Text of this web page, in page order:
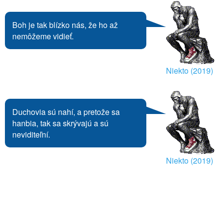
Boh je tak blízko nás, že ho až
nemôžeme vidieť.
Niekto (2019)
Duchovia sú nahí, a pretože sa
hanbia, tak sa skrývajú a sú
neviditeľní.
Niekto (2019)